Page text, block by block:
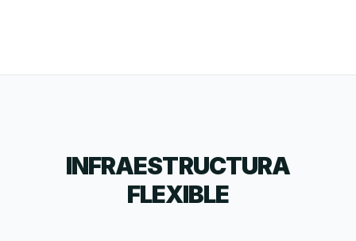
INFRAESTRUCTURA
FLEXIBLE